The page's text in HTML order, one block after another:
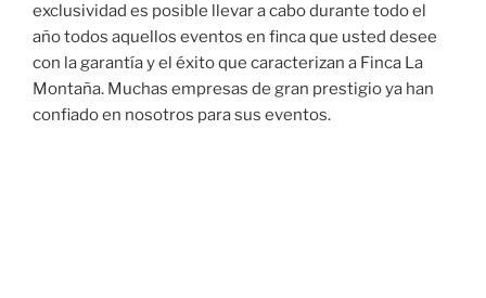
exclusividad es posible llevar a cabo durante todo el
año todos aquellos eventos en finca que usted desee
con la garantía y el éxito que caracterizan a Finca La
Montaña. Muchas empresas de gran prestigio ya han
confiado en nosotros para sus eventos.